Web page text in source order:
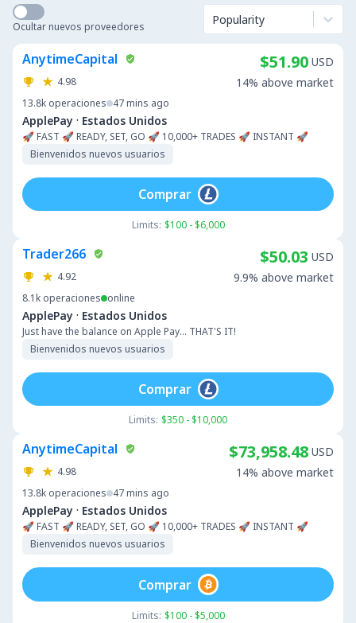
Ocultar nuevos proveedores Popularity
AnytimeCapital
4.98
13.8k operaciones 47 mins ago
ApplePay · Estados Unidos
🚀 FAST 🚀 READY, SET, GO 🚀 10,000+ TRADES 🚀 INSTANT 🚀
Bienvenidos nuevos usuarios
$51.90 USD
14% above market
Limits: $100 - $6,000
Comprar
Trader266
4.92
8.1k operaciones online
ApplePay · Estados Unidos
Just have the balance on Apple Pay... THAT'S IT!
Bienvenidos nuevos usuarios
$50.03 USD
9.9% above market
Limits: $350 - $10,000
Comprar
AnytimeCapital
4.98
13.8k operaciones 47 mins ago
ApplePay · Estados Unidos
🚀 FAST 🚀 READY, SET, GO 🚀 10,000+ TRADES 🚀 INSTANT 🚀
Bienvenidos nuevos usuarios
$73,958.48 USD
14% above market
Limits: $100 - $5,000
Comprar